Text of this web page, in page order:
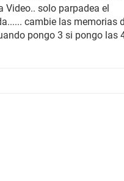
Video.. solo parpadea el
cambie las memorias
pongo 3 si pongo las